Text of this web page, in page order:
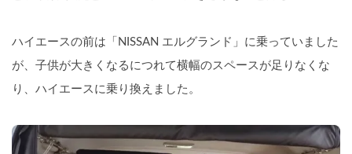
ハイエースの前は「NISSAN エルグランド」に乗っていました
が、子供が大きくなるにつれて横幅のスペースが足りなくな
り、ハイエースに乗り換えました。